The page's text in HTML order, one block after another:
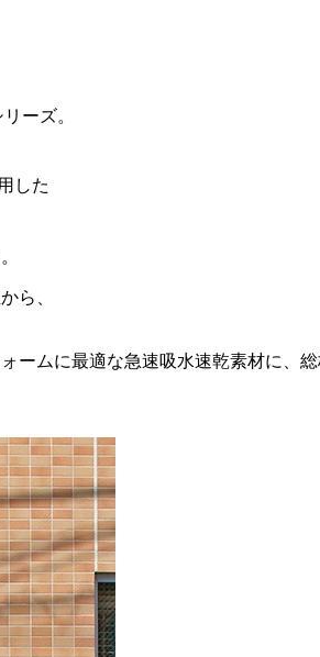
ーズ。
した
ら、
ームに最適な急速吸水速乾素材に、